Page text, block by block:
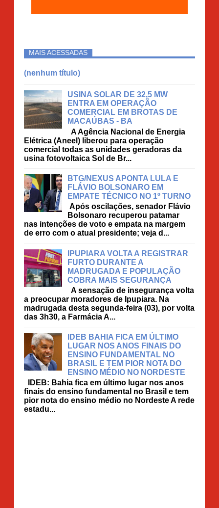
MAIS ACESSADAS
(nenhum título)
USINA SOLAR DE 32,5 MW
ENTRA EM OPERAÇÃO
COMERCIAL EM BROTAS DE
MACAÚBAS - BA
A Agência Nacional de Energia
Elétrica (Aneel) liberou para operação
comercial todas as unidades geradoras da
usina fotovoltaica Sol de Br...
BTG/NEXUS APONTA LULA E
FLÁVIO BOLSONARO EM
EMPATE TÉCNICO NO 1º TURNO
Após oscilações, senador Flávio
Bolsonaro recuperou patamar
nas intenções de voto e empata na margem
de erro com o atual presidente; veja d...
IPUPIARA VOLTA A REGISTRAR
FURTO DURANTE A
MADRUGADA E POPULAÇÃO
COBRA MAIS SEGURANÇA
A sensação de insegurança volta
a preocupar moradores de Ipupiara. Na
madrugada desta segunda-feira (03), por volta
das 3h30, a Farmácia A...
IDEB BAHIA FICA EM ÚLTIMO
LUGAR NOS ANOS FINAIS DO
ENSINO FUNDAMENTAL NO
BRASIL E TEM PIOR NOTA DO
ENSINO MÉDIO NO NORDESTE
IDEB: Bahia fica em último lugar nos anos
finais do ensino fundamental no Brasil e tem
pior nota do ensino médio no Nordeste A rede
estadu...